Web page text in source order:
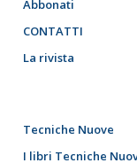
Abbonati
CONTATTI
La rivista
Tecniche Nuove
I libri Tecniche